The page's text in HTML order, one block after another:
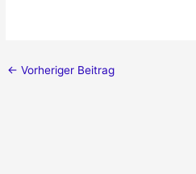
← Vorheriger Beitrag